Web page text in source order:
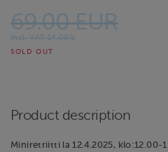
69.00 EUR
Incl. VAT 14.00%
SOLD OUT
Product description
Miniretriitti la 12.4.2025, klo:12.00-